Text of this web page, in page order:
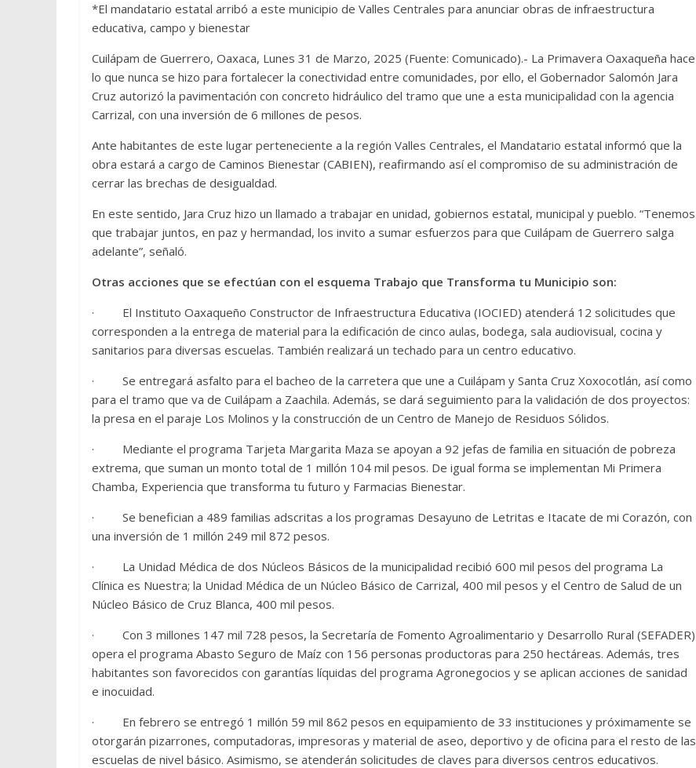
*El mandatario estatal arribó a este municipio de Valles Centrales para anunciar obras de infraestructura
educativa, campo y bienestar
Cuilápam de Guerrero, Oaxaca, Lunes 31 de Marzo, 2025 (Fuente: Comunicado).- La Primavera Oaxaqueña hace
lo que nunca se hizo para fortalecer la conectividad entre comunidades, por ello, el Gobernador Salomón Jara
Cruz autorizó la pavimentación con concreto hidráulico del tramo que une a esta municipalidad con la agencia
Carrizal, con una inversión de 6 millones de pesos.
Ante habitantes de este lugar perteneciente a la región Valles Centrales, el Mandatario estatal informó que la
obra estará a cargo de Caminos Bienestar (CABIEN), reafirmando así el compromiso de su administración de
cerrar las brechas de desigualdad.
En este sentido, Jara Cruz hizo un llamado a trabajar en unidad, gobiernos estatal, municipal y pueblo. “Tenemos
que trabajar juntos, en paz y hermandad, los invito a sumar esfuerzos para que Cuilápam de Guerrero salga
adelante”, señaló.
Otras acciones que se efectúan con el esquema Trabajo que Transforma tu Municipio son:
· El Instituto Oaxaqueño Constructor de Infraestructura Educativa (IOCIED) atenderá 12 solicitudes que
corresponden a la entrega de material para la edificación de cinco aulas, bodega, sala audiovisual, cocina y
sanitarios para diversas escuelas. También realizará un techado para un centro educativo.
· Se entregará asfalto para el bacheo de la carretera que une a Cuilápam y Santa Cruz Xoxocotlán, así como
para el tramo que va de Cuilápam a Zaachila. Además, se dará seguimiento para la validación de dos proyectos:
la presa en el paraje Los Molinos y la construcción de un Centro de Manejo de Residuos Sólidos.
· Mediante el programa Tarjeta Margarita Maza se apoyan a 92 jefas de familia en situación de pobreza
extrema, que suman un monto total de 1 millón 104 mil pesos. De igual forma se implementan Mi Primera
Chamba, Experiencia que transforma tu futuro y Farmacias Bienestar.
· Se benefician a 489 familias adscritas a los programas Desayuno de Letritas e Itacate de mi Corazón, con
una inversión de 1 millón 249 mil 872 pesos.
· La Unidad Médica de dos Núcleos Básicos de la municipalidad recibió 600 mil pesos del programa La
Clínica es Nuestra; la Unidad Médica de un Núcleo Básico de Carrizal, 400 mil pesos y el Centro de Salud de un
Núcleo Básico de Cruz Blanca, 400 mil pesos.
· Con 3 millones 147 mil 728 pesos, la Secretaría de Fomento Agroalimentario y Desarrollo Rural (SEFADER)
opera el programa Abasto Seguro de Maíz con 156 personas productoras para 250 hectáreas. Además, tres
habitantes son favorecidos con garantías líquidas del programa Agronegocios y se aplican acciones de sanidad
e inocuidad.
· En febrero se entregó 1 millón 59 mil 862 pesos en equipamiento de 33 instituciones y próximamente se
otorgarán pizarrones, computadoras, impresoras y material de aseo, deportivo y de oficina para el resto de las
escuelas de nivel básico. Asimismo, se atenderán solicitudes de claves para diversos centros educativos.